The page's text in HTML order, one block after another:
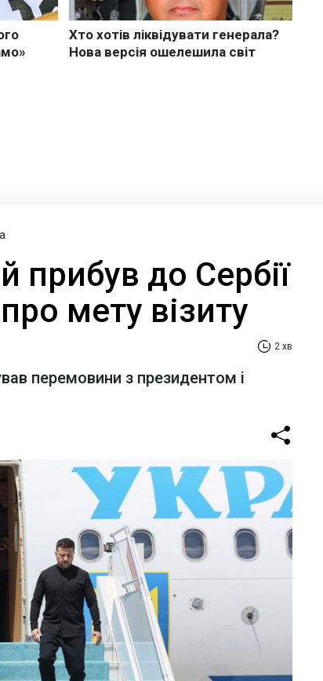
прибув до Сербії
мету візиту
2 хв
перемовини з президентом і